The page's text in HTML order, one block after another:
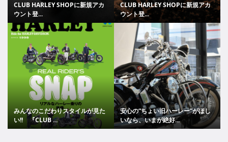
CLUB HARLEY SHOPに新規アカ
ウント登...
CLUB HARLEY SHOPに新規アカ
ウント登...
みんなのこだわりスタイルが見た
い!! 『CLUB ...
安心の“ちょい旧ハーレー”がほし
いなら、いまが絶好...